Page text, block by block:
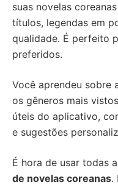
suas novelas
títulos, legendas em
qualidade. É perfeito
preferidos.
Você aprendeu sobre
os gêneros mais
úteis do aplicativo,
e sugestões
É hora de usar todas
de novelas coreanas.